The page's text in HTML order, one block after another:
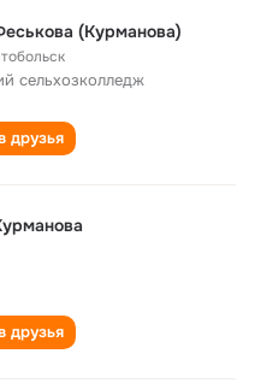
(Курманова)
сельхозколледж
друзья
друзья